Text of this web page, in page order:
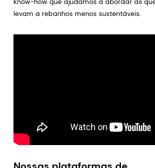
levam a rebanhos menos sustentáveis.